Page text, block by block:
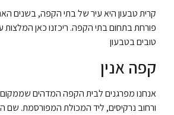
קרית טבעון היא עיר של בתי הקפה, בשנים
פורחת בתחום בתי הקפה. ריכזנו כאן
טובים בטבעון
קפה אנין
אנחנו מפרגנים לבית הקפה המדהים שממקום
ורחוב נרקיסים, ליד המכולת המפורסמת. שם